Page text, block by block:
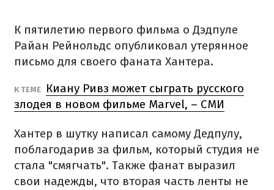
К пятилетию первого фильма о Дэдпуле
Райан Рейнольдс опубликовал утерянное
письмо для своего фаната Хантера.
К ТЕМЕ
Киану Ривз может сыграть русского
злодея в новом фильме Marvel, – СМИ
Хантер в шутку написал самому Дедпулу,
поблагодарив за фильм, который студия не
стала "смягчать". Также фанат выразил
свои надежды, что вторая часть ленты не